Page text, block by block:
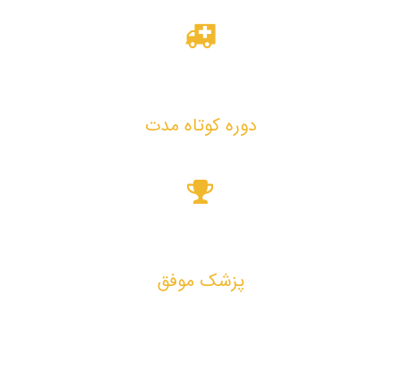
دوره کوتاه مدت
پزشک موفق